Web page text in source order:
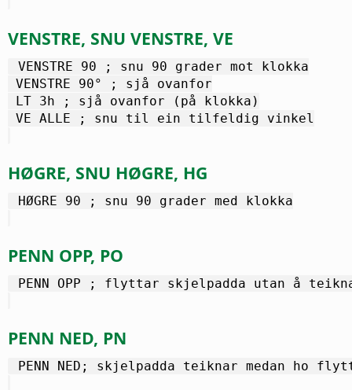
VENSTRE, SNU VENSTRE, VE
VENSTRE 90 ; snu 90 grader mot klokka
VENSTRE 90° ; sjå ovanfor
LT 3h ; sjå ovanfor (på klokka)
VE ALLE ; snu til ein tilfeldig vinkel
HØGRE, SNU HØGRE, HG
HØGRE 90 ; snu 90 grader med klokka
PENN OPP, PO
PENN OPP ; flyttar skjelpadda utan å
PENN NED, PN
PENN NED; skjelpadda teiknar medan ho